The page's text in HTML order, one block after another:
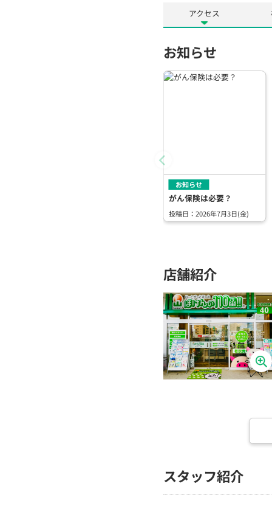
アクセス
お知らせ
お知らせ
がん保険は必要？
投稿日：2026年7月3日(金)
店舗紹介
スタッフ紹介